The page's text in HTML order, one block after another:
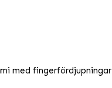
med fingerfördjupningar